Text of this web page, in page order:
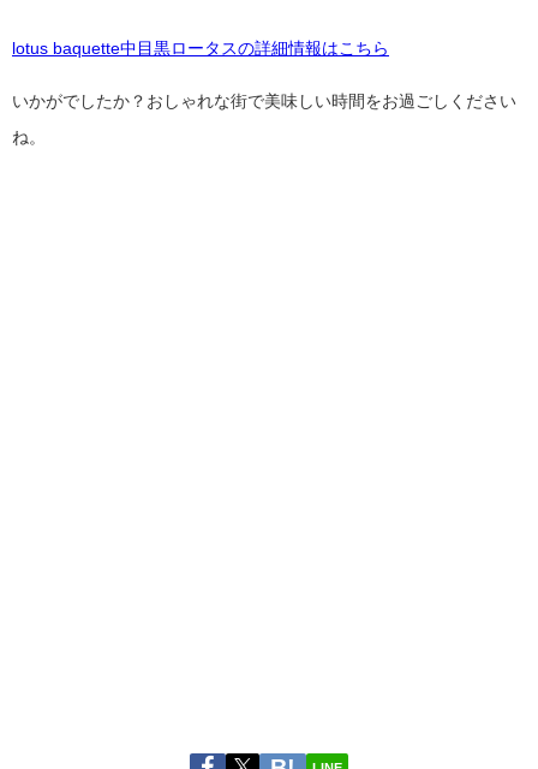
lotus baquette中目黒ロータスの詳細情報はこちら
いかがでしたか？おしゃれな街で美味しい時間をお過ごしください
ね。